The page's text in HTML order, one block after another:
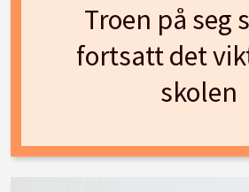
Troen på seg
fortsatt det
skolen